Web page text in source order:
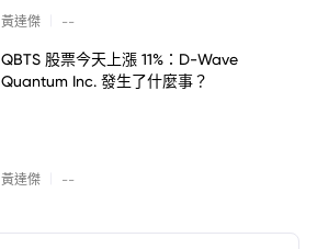
黃達傑 --
QBTS 股票今天上漲 11%：D-Wave
Quantum Inc. 發生了什麼事？
黃達傑 --